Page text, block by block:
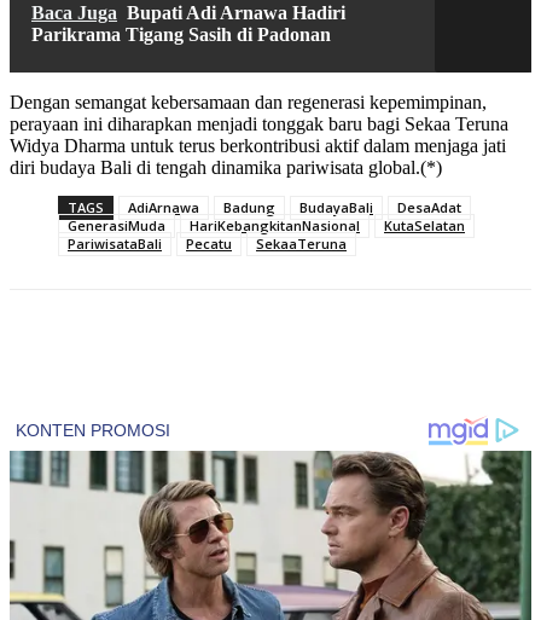
Baca Juga Bupati Adi Arnawa Hadiri
Parikrama Tigang Sasih di Padonan
Dengan semangat kebersamaan dan regenerasi kepemimpinan,
perayaan ini diharapkan menjadi tonggak baru bagi Sekaa Teruna
Widya Dharma untuk terus berkontribusi aktif dalam menjaga jati
diri budaya Bali di tengah dinamika pariwisata global.(*)
TAGS AdiArnawa Badung BudayaBali
DesaAdat
GenerasiMuda
HariKebangkitanNasional
KutaSelatan
PariwisataBali
Pecatu SekaaTeruna